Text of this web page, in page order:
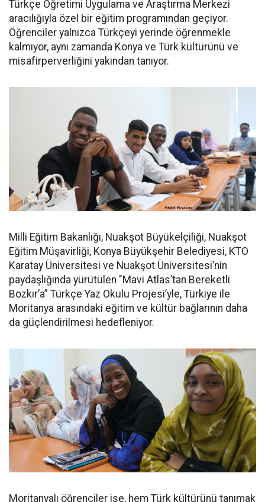
Türkçe Öğretimi Uygulama ve Araştırma Merkezi
aracılığıyla özel bir eğitim programından geçiyor.
Öğrenciler yalnızca Türkçeyi yerinde öğrenmekle
kalmıyor, aynı zamanda Konya ve Türk kültürünü ve
misafirperverliğini yakından tanıyor.
Milli Eğitim Bakanlığı, Nuakşot Büyükelçiliği, Nuakşot
Eğitim Müşavirliği, Konya Büyükşehir Belediyesi, KTO
Karatay Üniversitesi ve Nuakşot Üniversitesi’nin
paydaşlığında yürütülen "Mavi Atlas’tan Bereketli
Bozkır’a” Türkçe Yaz Okulu Projesi’yle, Türkiye ile
Moritanya arasındaki eğitim ve kültür bağlarının daha
da güçlendirilmesi hedefleniyor.
Moritanyalı öğrenciler ise, hem Türk kültürünü tanımak